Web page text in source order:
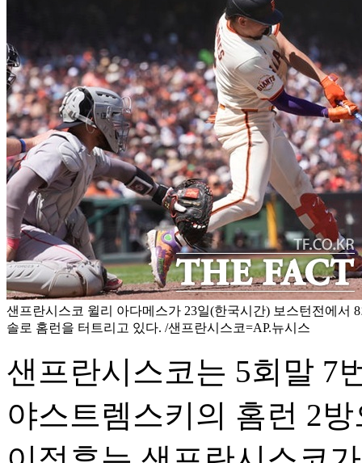
샌프란시스코 윌리 아다메스가 23일(한국시간) 보스턴전에서
솔로 홈런을 터트리고 있다. /샌프란시스코=AP.뉴시스
샌프란시스코는 5회말 7
야스트렘스키의 홈런 2